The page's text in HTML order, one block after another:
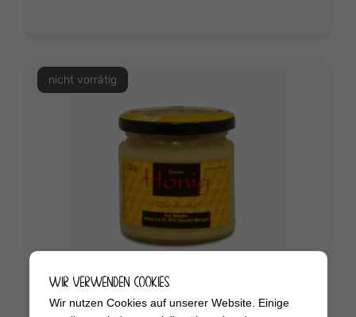
nicht vorrätig
Rapshonig 250g
WIR VERWENDEN COOKIES
Wir nutzen Cookies auf unserer Website. Einige